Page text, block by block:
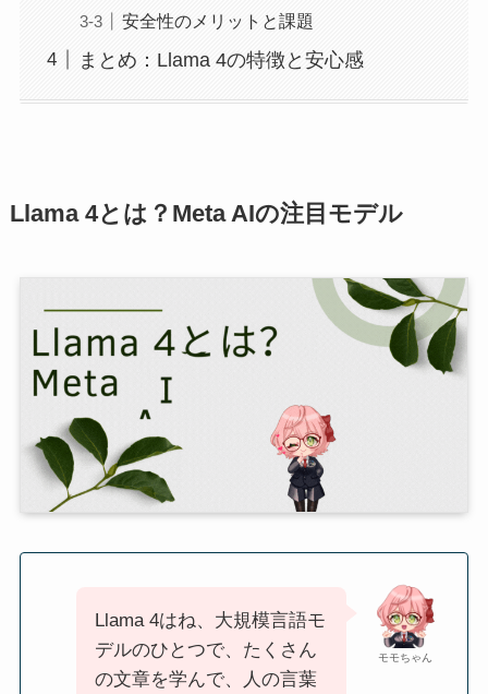
安全性のメリットと課題
まとめ：Llama 4の特徴と安心感
Llama 4とは？Meta AIの注目モデル
モモちゃん
Llama 4はね、大規模言語モ
デルのひとつで、たくさん
の文章を学んで、人の言葉